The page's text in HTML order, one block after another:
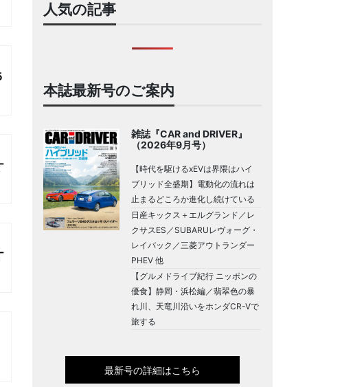
人気の記事
本誌最新号のご案内
雑誌『CAR and DRIVER』
（2026年9月号）
【時代を駆けるxEVは界隈はハイ
ブリッド全盛期】電動化の流れは
止まるどころか進化し続けている
日産キックス＋エルグランド／レ
クサスES／SUBARUレヴォーグ・
レイバック／三菱アウトランダー
PHEV 他
【グルメドライブ紀行 ニッポンの
優食】静岡・浜松編／翡翠色の暴
れ川、天竜川沿いをホンダCR-Vで
旅する
最新号の詳細はこちら